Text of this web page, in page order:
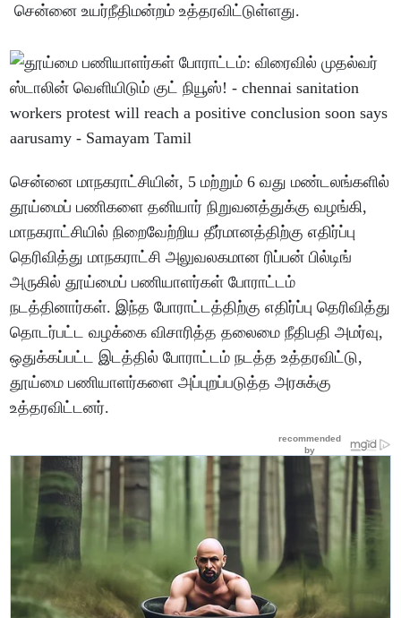
சென்னை உயர்நீதிமன்றம் உத்தரவிட்டுள்ளது.
சென்னை மாநகராட்சியின், 5 மற்றும் 6 வது மண்டலங்களில்
தூய்மைப் பணிகளை தனியார் நிறுவனத்துக்கு வழங்கி,
மாநகராட்சியில் நிறைவேற்றிய தீர்மானத்திற்கு எதிர்ப்பு
தெரிவித்து மாநகராட்சி அலுவலகமான ரிப்பன் பில்டிங்
அருகில் தூய்மைப் பணியாளர்கள் போராட்டம்
நடத்தினார்கள். இந்த போராட்டத்திற்கு எதிர்ப்பு தெரிவித்து
தொடர்பட்ட வழக்கை விசாரித்த தலைமை நீதிபதி அமர்வு,
ஒதுக்கப்பட்ட இடத்தில் போராட்டம் நடத்த உத்தரவிட்டு,
தூய்மை பணியாளர்களை அப்புறப்படுத்த அரசுக்கு
உத்தரவிட்டனர்.